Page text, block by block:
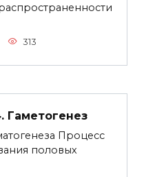
313
Гаметогенез
Процесс
половых